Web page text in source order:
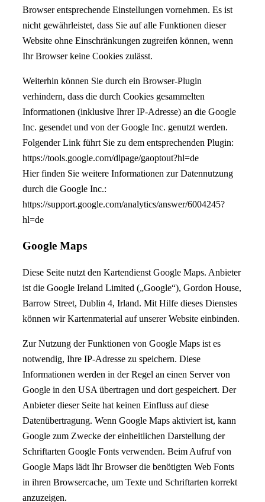
Browser entsprechende Einstellungen vornehmen. Es ist
nicht gewährleistet, dass Sie auf alle Funktionen dieser
Website ohne Einschränkungen zugreifen können, wenn
Ihr Browser keine Cookies zulässt.
Weiterhin können Sie durch ein Browser-Plugin
verhindern, dass die durch Cookies gesammelten
Informationen (inklusive Ihrer IP-Adresse) an die Google
Inc. gesendet und von der Google Inc. genutzt werden.
Folgender Link führt Sie zu dem entsprechenden Plugin:
https://tools.google.com/dlpage/gaoptout?hl=de
Hier finden Sie weitere Informationen zur Datennutzung
durch die Google Inc.:
https://support.google.com/analytics/answer/6004245?
hl=de
Google Maps
Diese Seite nutzt den Kartendienst Google Maps. Anbieter
ist die Google Ireland Limited („Google“), Gordon House,
Barrow Street, Dublin 4, Irland. Mit Hilfe dieses Dienstes
können wir Kartenmaterial auf unserer Website einbinden.
Zur Nutzung der Funktionen von Google Maps ist es
notwendig, Ihre IP-Adresse zu speichern. Diese
Informationen werden in der Regel an einen Server von
Google in den USA übertragen und dort gespeichert. Der
Anbieter dieser Seite hat keinen Einfluss auf diese
Datenübertragung. Wenn Google Maps aktiviert ist, kann
Google zum Zwecke der einheitlichen Darstellung der
Schriftarten Google Fonts verwenden. Beim Aufruf von
Google Maps lädt Ihr Browser die benötigten Web Fonts
in ihren Browsercache, um Texte und Schriftarten korrekt
anzuzeigen.